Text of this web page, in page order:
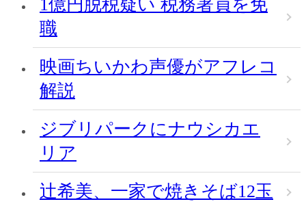
1億円脱税疑い 税務署員を免
職
映画ちいかわ声優がアフレコ
解説
ジブリパークにナウシカエ
リア
辻希美、一家で焼きそば12玉